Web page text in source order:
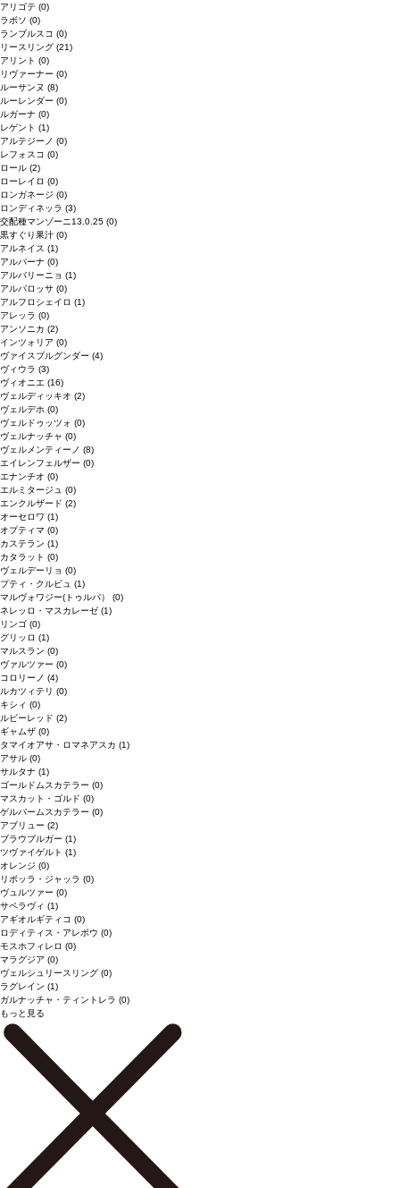
アリゴテ (0)
ラボソ (0)
ランブルスコ (0)
リースリング (21)
アリント (0)
リヴァーナー (0)
ルーサンヌ (8)
ルーレンダー (0)
ルガーナ (0)
レゲント (1)
アルテジーノ (0)
レフォスコ (0)
ロール (2)
ローレイロ (0)
ロンガネージ (0)
ロンディネッラ (3)
交配種マンゾーニ13.0.25 (0)
黒すぐり果汁 (0)
アルネイス (1)
アルバーナ (0)
アルバリーニョ (1)
アルバロッサ (0)
アルフロシェイロ (1)
アレッラ (0)
アンソニカ (2)
インツォリア (0)
ヴァイスブルグンダー (4)
ヴィウラ (3)
ヴィオニエ (16)
ヴェルディッキオ (2)
ヴェルデホ (0)
ヴェルドゥッツォ (0)
ヴェルナッチャ (0)
ヴェルメンティーノ (8)
エイレンフェルザー (0)
エナンチオ (0)
エルミタージュ (0)
エンクルザード (2)
オーセロワ (1)
オプティマ (0)
カステラン (1)
カタラット (0)
ヴェルデーリョ (0)
プティ・クルビュ (1)
マルヴォワジー(トゥルバ） (0)
ネレッロ・マスカレーゼ (1)
リンゴ (0)
グリッロ (1)
マルスラン (0)
ヴァルツァー (0)
コロリーノ (4)
ルカツィテリ (0)
キシィ (0)
ルビーレッド (2)
ギャムザ (0)
タマイオアサ・ロマネアスカ (1)
アサル (0)
サルタナ (1)
ゴールドムスカテラー (0)
マスカット・ゴルド (0)
ゲルバームスカテラー (0)
アブリュー (2)
ブラウブルガー (1)
ツヴァイゲルト (1)
オレンジ (0)
リボッラ・ジャッラ (0)
ヴュルツァー (0)
サペラヴィ (1)
アギオルギティコ (0)
ロディティス・アレポウ (0)
モスホフィレロ (0)
マラグジア (0)
ヴェルシュリースリング (0)
ラグレイン (1)
ガルナッチャ・ティントレラ (0)
もっと見る